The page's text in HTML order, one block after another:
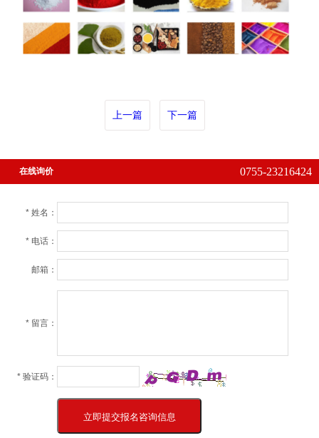
上一篇 下一篇
在线询价 0755-23216424
* 姓名：
* 电话：
邮箱：
* 留言：
* 验证码：
立即提交报名咨询信息